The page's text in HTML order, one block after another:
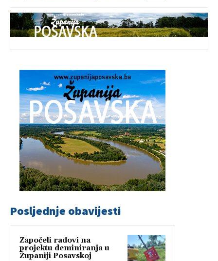
Posljednje obavijesti
Započeli radovi na
projektu deminiranja u
Županiji Posavskoj